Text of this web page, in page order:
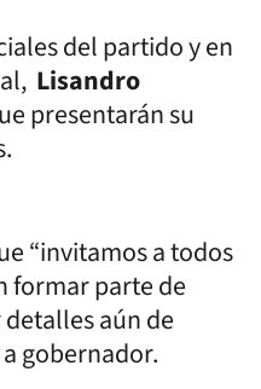
del partido y en
Lisandro
presentarán su
“invitamos a todos
formar parte de
detalles aún de
gobernador.